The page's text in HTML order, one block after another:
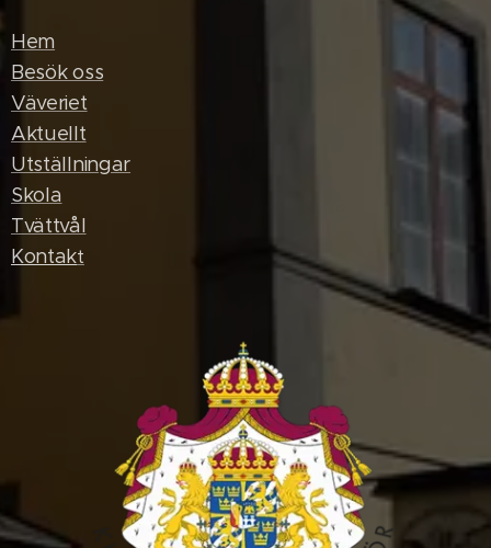
Hem
Besök oss
Väveriet
Aktuellt
Utställningar
Skola
Tvättvål
Kontakt